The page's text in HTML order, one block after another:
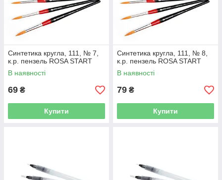
Синтетика кругла, 111, № 7,
к.р. пензель ROSA START
В наявності
69 ₴
Купити
Синтетика кругла, 111, № 8,
к.р. пензель ROSA START
В наявності
79 ₴
Купити